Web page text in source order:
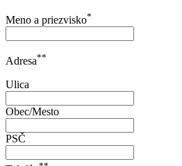
Meno a priezvisko*
Adresa**
Ulica
Obec/Mesto
PSČ